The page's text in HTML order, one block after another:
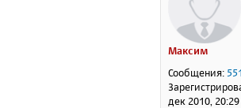
Максим
Сообщения:
дек 2010, 20:29